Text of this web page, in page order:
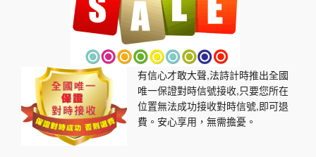
有信心才敢大聲,法詩計時推出全國
唯一保證對時信號接收,只要您所在
位置無法成功接收對時信號,即可退
費。安心享用，無需擔憂。